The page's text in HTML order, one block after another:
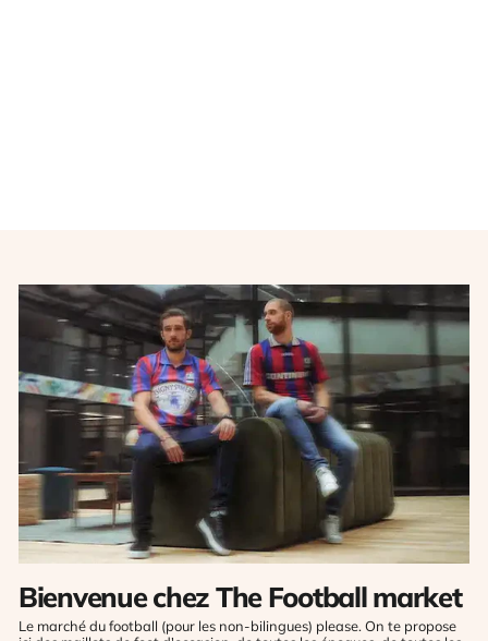
Bienvenue chez The Football market
Le marché du football (pour les non-bilingues) please. On te propose